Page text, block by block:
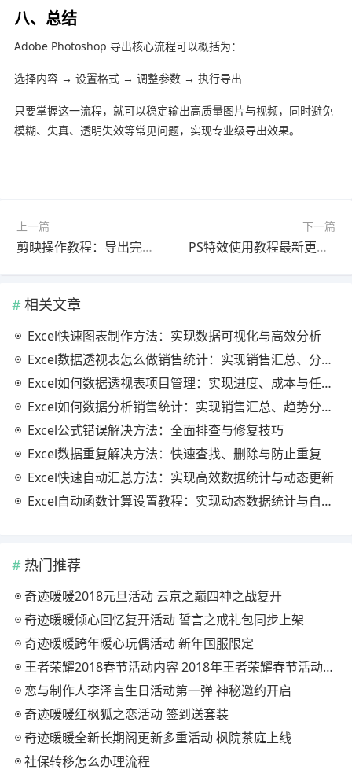
八、总结
Adobe Photoshop 导出核心流程可以概括为：
选择内容 → 设置格式 → 调整参数 → 执行导出
只要掌握这一流程，就可以稳定输出高质量图片与视频，同时避免
模糊、失真、透明失效等常见问题，实现专业级导出效果。
上一篇
剪映操作教程：导出完整教程2026最新版（常见问题解决）
下一篇
PS特效使用教程最新更新版最新方法
相关文章
Excel快速图表制作方法：实现数据可视化与高效分析
Excel数据透视表怎么做销售统计：实现销售汇总、分析与动态监控
Excel如何数据透视表项目管理：实现进度、成本与任务的高效分析
Excel如何数据分析销售统计：实现销售汇总、趋势分析与业绩优化
Excel公式错误解决方法：全面排查与修复技巧
Excel数据重复解决方法：快速查找、删除与防止重复
Excel快速自动汇总方法：实现高效数据统计与动态更新
Excel自动函数计算设置教程：实现动态数据统计与自动更新
热门推荐
奇迹暖暖2018元旦活动 云京之巅四神之战复开
奇迹暖暖倾心回忆复开活动 誓言之戒礼包同步上架
奇迹暖暖跨年暖心玩偶活动 新年国服限定
王者荣耀2018春节活动内容 2018年王者荣耀春节活动大全
恋与制作人李泽言生日活动第一弹 神秘邀约开启
奇迹暖暖红枫狐之恋活动 签到送套装
奇迹暖暖全新长期阁更新多重活动 枫院茶庭上线
社保转移怎么办理流程